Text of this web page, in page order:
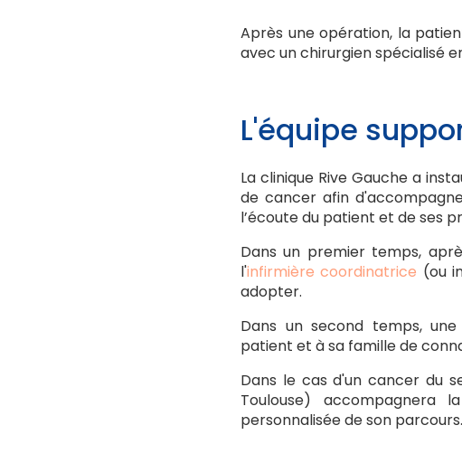
Après une opération, la
avec un chirurgien spécialisé
L'équipe
La clinique Rive Gauche a
de cancer afin
l’écoute du patient et de ses
Dans un premier temps,
l'infirmière coordinatrice (ou
adopter.
Dans un second temps,
patient et à sa famille de
Dans le cas d'un cancer du
Toulouse) accompagnera
personnalisée de son parcours.